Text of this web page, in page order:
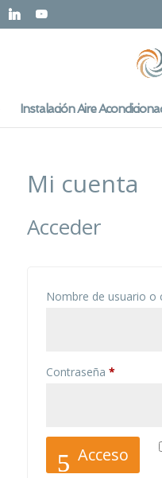
Instalación Aire
Mi cuenta
Acceder
Nombre de usuario o
Contraseña *
Acceso